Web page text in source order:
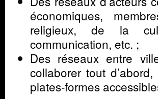
économiques,
religieux, de la
communication, etc. ;
Des réseaux entre
collaborer tout
plates-formes